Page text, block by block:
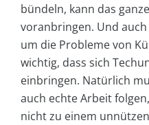
bündeln, kann das
voranbringen. Und
um die Probleme von
wichtig, dass sich
einbringen. Natürlich
auch echte Arbeit
nicht zu einem